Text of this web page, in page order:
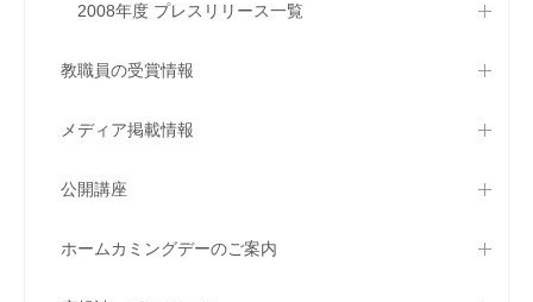
2008年度 プレスリリース一覧
教職員の受賞情報
メディア掲載情報
公開講座
ホームカミングデーのご案内